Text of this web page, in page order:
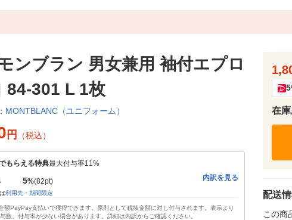
ンブラン 男女兼用 袖付エプロ
84-301 L 1枚
MONTBLANC（ユニフォーム）
円 （税込）
もらえる特典最大付与率11%
5%(82pt)
利用先・期間限定
内訳を見る
額PayPay支払いで獲得できます。原則として税抜金額に対し付与されます。表示より
数、付与率が少ない場合があります。詳細は内訳からご確認ください。
5
在庫
配送
この商